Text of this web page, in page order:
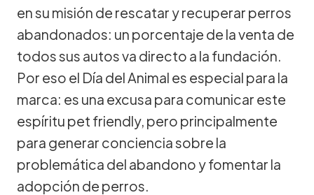
en su misión de rescatar y recuperar perros
abandonados: un porcentaje de la venta de
todos sus autos va directo a la fundación.
Por eso el Día del Animal es especial para la
marca: es una excusa para comunicar este
espíritu pet friendly, pero principalmente
para generar conciencia sobre la
problemática del abandono y fomentar la
adopción de perros.